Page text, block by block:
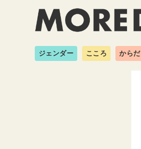
ジェンダー こころ からだ